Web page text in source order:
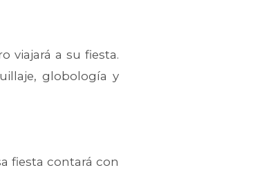
viajará a su fiesta.
globología y
fiesta contará con